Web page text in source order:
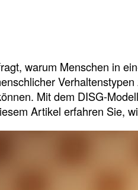
warum Menschen in
Mit dem DISG-
Artikel erfahren Sie,